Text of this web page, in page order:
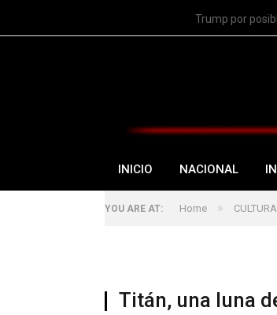
Trump por
INICIO NACIONAL
YOU ARE AT: Home »
Titán, una luna